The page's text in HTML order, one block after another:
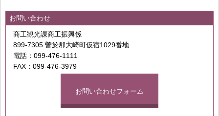
お問い合わせ
商工観光課商工振興係
899-7305 曽於郡大崎町仮宿1029番地
電話：099-476-1111
FAX：099-476-3979
お問い合わせフォーム